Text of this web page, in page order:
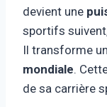
devient une
sportifs
Il transforme
mondiale.
de sa carrière